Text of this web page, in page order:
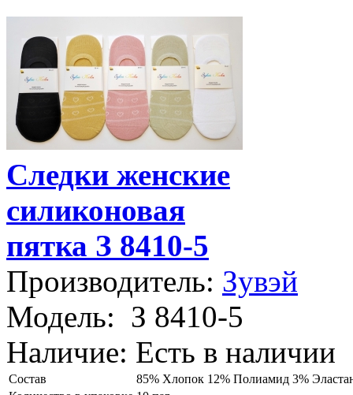
Следки женские
силиконовая
пятка З 8410-5
Производитель: Зувэй
Модель: З 8410-5
Наличие: Есть в наличии
Состав
85% Хлопок 12% Полиамид 3%